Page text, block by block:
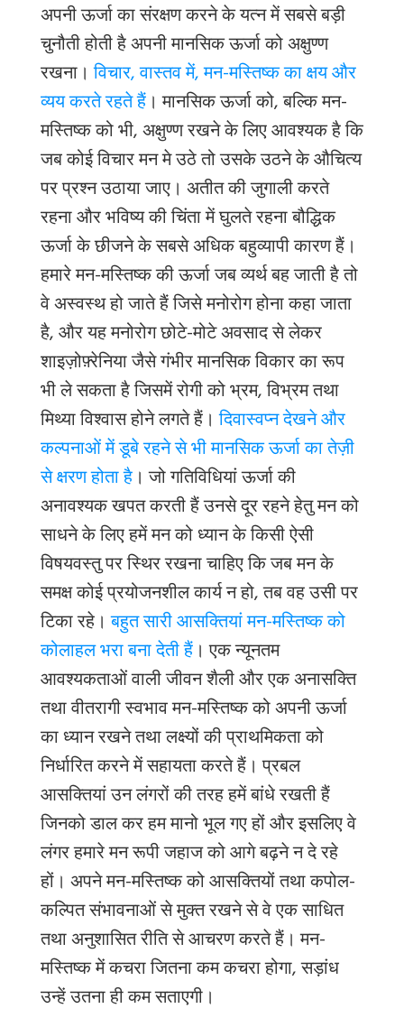
अपनी ऊर्जा का संरक्षण करने के यत्न में सबसे बड़ी
चुनौती होती है अपनी मानसिक ऊर्जा को अक्षुण्ण
रखना।विचार, वास्तव में, मन-मस्तिष्क का क्षय और
व्यय करते रहते हैं। मानसिक ऊर्जा को, बल्कि मन-
मस्तिष्क को भी, अक्षुण्ण रखने के लिए आवश्यक है कि
जब कोई विचार मन मे उठे तो उसके उठने के औचित्य
पर प्रश्न उठाया जाए। अतीत की जुगाली करते
रहना और भविष्य की चिंता में घुलते रहना बौद्धिक
ऊर्जा के छीजने के सबसे अधिक बहुव्यापी कारण हैं।
हमारे मन-मस्तिष्क की ऊर्जा जब व्यर्थ बह जाती है तो
वे अस्वस्थ हो जाते हैं जिसे मनोरोग होना कहा जाता
है, और यह मनोरोग छोटे-मोटे अवसाद से लेकर
शाइज़ोफ़्रेनिया जैसे गंभीर मानसिक विकार का रूप
भी ले सकता है जिसमें रोगी को भ्रम, विभ्रम तथा
मिथ्या विश्वास होने लगते हैं।दिवास्वप्न देखने और
कल्पनाओं में डूबे रहने से भी मानसिक ऊर्जा का तेज़ी
से क्षरण होता है। जो गतिविधियां ऊर्जा की
अनावश्यक खपत करती हैं उनसे दूर रहने हेतु मन को
साधने के लिए हमें मन को ध्यान के किसी ऐसी
विषयवस्तु पर स्थिर रखना चाहिए कि जब मन के
समक्ष कोई प्रयोजनशील कार्य न हो, तब वह उसी पर
टिका रहे।बहुत सारी आसक्तियां मन-मस्तिष्क को
कोलाहल भरा बना देती हैं। एक न्यूनतम
आवश्यकताओं वाली जीवन शैली और एक अनासक्ति
तथा वीतरागी स्वभाव मन-मस्तिष्क को अपनी ऊर्जा
का ध्यान रखने तथा लक्ष्यों की प्राथमिकता को
निर्धारित करने में सहायता करते हैं। प्रबल
आसक्तियां उन लंगरों की तरह हमें बांधे रखती हैं
जिनको डाल कर हम मानो भूल गए हों और इसलिए वे
लंगर हमारे मन रूपी जहाज को आगे बढ़ने न दे रहे
हों। अपने मन-मस्तिष्क को आसक्तियों तथा कपोल-
कल्पित संभावनाओं से मुक्त रखने से वे एक साधित
तथा अनुशासित रीति से आचरण करते हैं। मन-
मस्तिष्क में कचरा जितना कम कचरा होगा, सड़ांध
उन्हें उतना ही कम सताएगी।